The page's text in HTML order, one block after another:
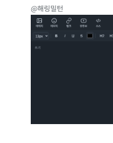
@해링밀턴